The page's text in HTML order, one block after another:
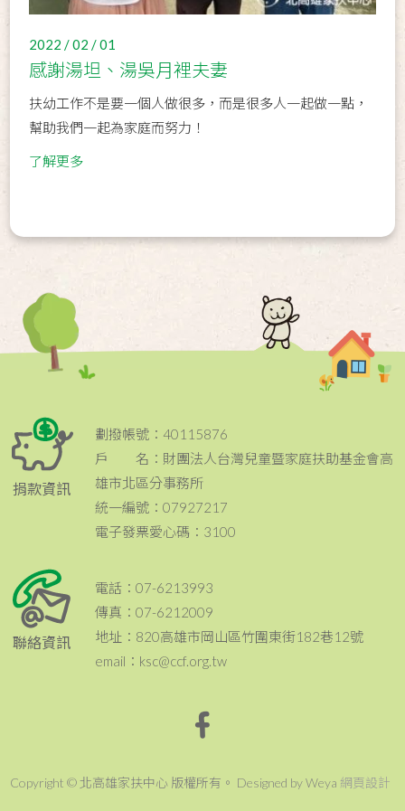
2022 / 02 / 01
感謝湯坦、湯吳月裡夫妻
扶幼工作不是要一個人做很多，而是很多人一起做一點，
幫助我們一起為家庭而努力！
了解更多
捐款資訊
劃撥帳號：40115876
戶 名：財團法人台灣兒童暨家庭扶助基金會高
雄市北區分事務所
統一編號：07927217
電子發票愛心碼：3100
聯絡資訊
電話：07-6213993
傳真：07-6212009
地址：820高雄市岡山區竹圍東街182巷12號
email：ksc@ccf.org.tw
Copyright © 北高雄家扶中心 版權所有。 Designed by Weya 網頁設計